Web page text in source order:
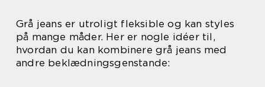
Grå jeans er utroligt fleksible og kan styles
på mange måder. Her er nogle idéer til,
hvordan du kan kombinere grå jeans med
andre beklædningsgenstande: